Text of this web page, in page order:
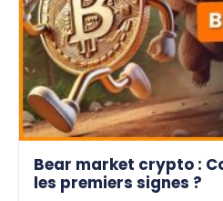
Bear market crypto :
les premiers signes ?